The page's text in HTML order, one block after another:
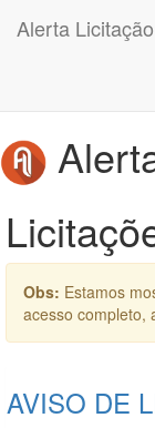
Alerta Licitação
Obs: Estamos
acesso completo,
AVISO DE